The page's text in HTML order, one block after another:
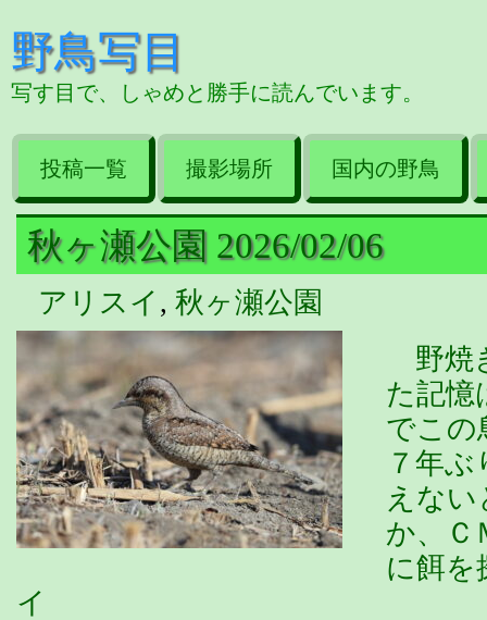
野鳥写目
写す目で、しゃめと勝手に読んでいます。
投稿一覧 撮影場所 国内の野鳥
秋ヶ瀬公園 2026/02/06
アリスイ , 秋ヶ瀬公園
野焼
た記憶
でこの
７年
えな
か、Ｃ
に餌を
イ